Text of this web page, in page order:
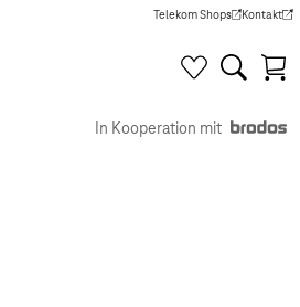
Telekom Shops
(Wird in einem neuen Tab
Kontakt
(Wird in
In Kooperation mit